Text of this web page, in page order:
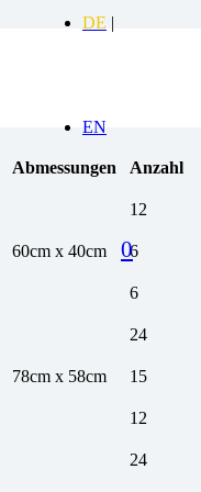
0
Abmessungen Anzahl
60cm x 40cm
12
6
6
78cm x 58cm
24
15
12
24